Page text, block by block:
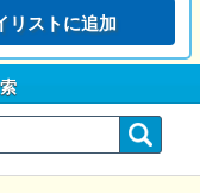
リストに追加